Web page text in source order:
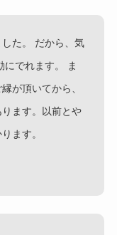
た。 だから、気
にでれます。 ま
が頂いてから、
ます。以前とや
ます。